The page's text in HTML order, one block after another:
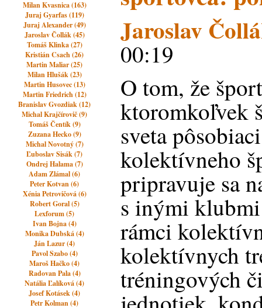
Milan Kvasnica (163)
Juraj Gyarfas (119)
Juraj Alexander (49)
Jaroslav Čollák (45)
Tomáš Klinka (27)
Kristián Csach (26)
Martin Maliar (25)
Milan Hlušák (23)
Martin Husovec (13)
Martin Friedrich (12)
Branislav Gvozdiak (12)
Michal Krajčírovič (9)
Tomáš Čentík (9)
Zuzana Hecko (9)
Michal Novotný (7)
Ľuboslav Sisák (7)
Ondrej Halama (7)
Adam Zlámal (6)
Peter Kotvan (6)
Xénia Petrovičová (6)
Robert Goral (5)
Lexforum (5)
Ivan Bojna (4)
Monika Dubská (4)
Ján Lazur (4)
Pavol Szabo (4)
Maroš Hačko (4)
Radovan Pala (4)
Natália Ľalíková (4)
Josef Kotásek (4)
Petr Kolman (4)
Jaroslav
00:19
O tom, že
ktoromkoľvek
sveta
kolektívneho
pripravuje sa
s inými
rámci
kolektívnych
tréningových